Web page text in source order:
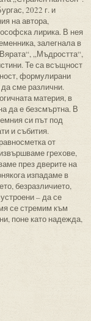
2022 г. и
на автора,
лирика. В нея
залегнала в
„Мъдростта“,
Те са всъщност
формулирани
сме различни.
материя, в
да е безсмъртна. В
си път под
и събития.
от
грехове,
през дверите на
изпадаме в
безразличието,
– да се
се стремим към
поне като надежда,